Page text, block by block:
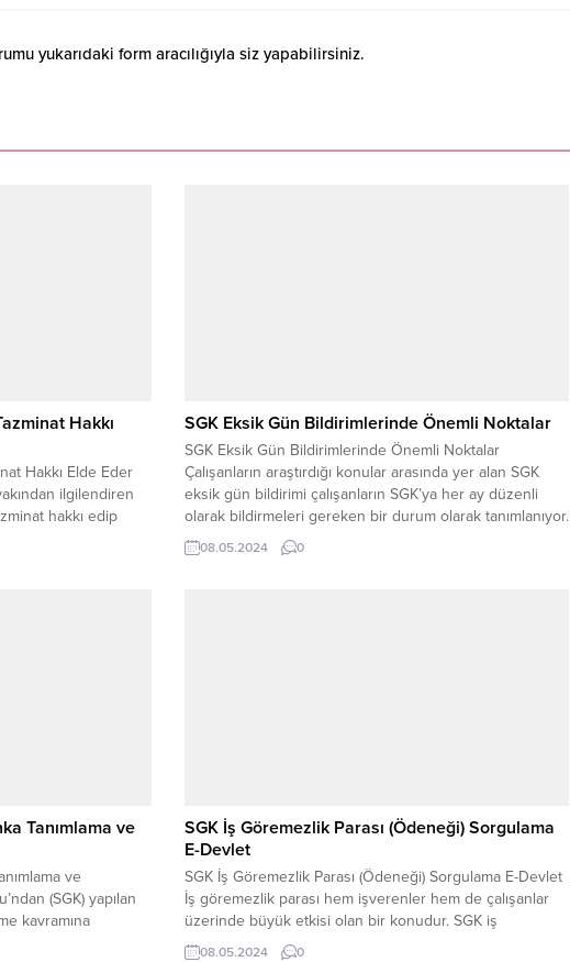
yukarıdaki form aracılığıyla siz yapabilirsiniz.
Hakkı
Hakkı Elde Eder
ilgilendiren
hakkı edip
Bu bağlam da
olumsuz bir
SGK Eksik Gün Bildirimlerinde Önemli Noktalar
SGK Eksik Gün Bildirimlerinde Önemli Noktalar
Çalışanların araştırdığı konular arasında yer alan SGK
eksik gün bildirimi çalışanların SGK’ya her ay düzenli
olarak bildirmeleri gereken bir durum olarak tanımlanıyor.
Peki çalışanların SGK eksik gün bildirimleriyle ilgili
bilmesi gereken detaylar nelerdir, şöyle açıklanıyor.
08.05.2024 0
Tanımlama ve
ve
(SGK) yapılan
kavramına
için banka
SGK İş Göremezlik Parası (Ödeneği) Sorgulama
E-Devlet
SGK İş Göremezlik Parası (Ödeneği) Sorgulama E-Devlet
İş göremezlik parası hem işverenler hem de çalışanlar
üzerinde büyük etkisi olan bir konudur. SGK iş
göremezlik parası (ödeneği) sorgulama e-Devlet
08.05.2024 0